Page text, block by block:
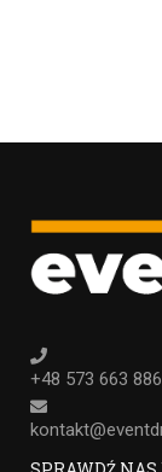
+48 573 663 886